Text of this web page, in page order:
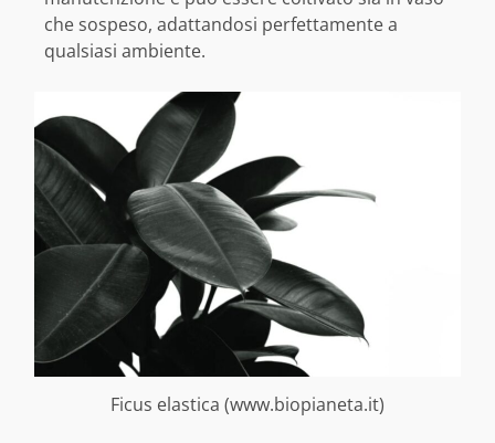
che sospeso, adattandosi perfettamente a
qualsiasi ambiente.
Ficus elastica (www.biopianeta.it)